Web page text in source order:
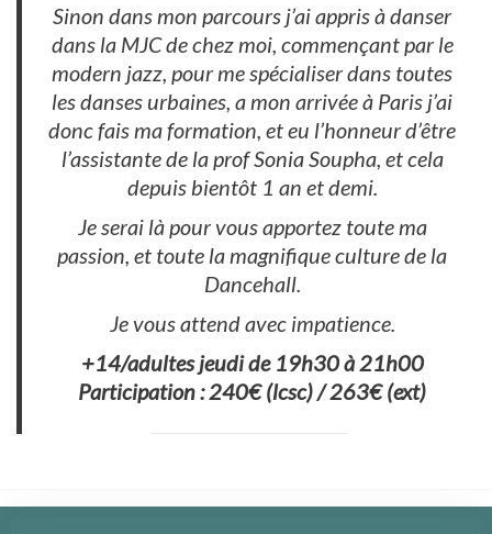
Sinon dans mon parcours j’ai appris à danser
dans la MJC de chez moi, commençant par le
modern jazz, pour me spécialiser dans toutes
les danses urbaines, a mon arrivée à Paris j’ai
donc fais ma formation, et eu l’honneur d’être
l’assistante de la prof Sonia Soupha, et cela
depuis bientôt 1 an et demi.
Je serai là pour vous apportez toute ma
passion, et toute la magnifique culture de la
Dancehall.
Je vous attend avec impatience.
+14/adultes jeudi de 19h30 à 21h00
Participation : 240€ (lcsc) / 263€ (ext)